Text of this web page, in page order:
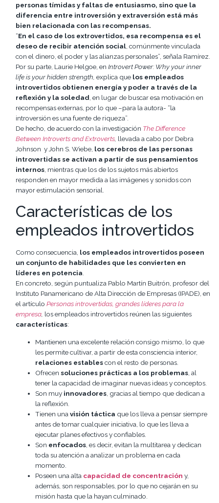
personas tímidas y faltas de entusiasmo, sino que la
diferencia entre introversión y extraversión está más
bien relacionada con las recompensas.
“En el caso de los extrovertidos, esa recompensa es el
deseo de recibir atención social , comúnmente vinculada
con el dinero, el poder y las alianzas personales”, señala Ramírez.
Por su parte, Laurie Helgoe, en Introvert Power: Why your inner
life is your hidden strength, explica que los empleados
introvertidos obtienen energía y poder a través de la
reflexión y la soledad , en lugar de buscar esa motivación en
recompensas externas, por lo que –para la autora- “la
introversión es una fuente de riqueza”.
De hecho, de acuerdo con la investigación The Difference
Between Introverts and Extroverts llevada a cabo por Debra
Johnson y John S. Wiebe, los cerebros de las personas
introvertidas se activan a partir de sus pensamientos
internos , mientras que los de los sujetos más abiertos
responden en mayor medida a las imágenes y sonidos con
mayor estimulación sensorial.
Características de los
empleados introvertidos
Como consecuencia, los empleados introvertidos poseen
un conjunto de habilidades que les convierten en
líderes en potencia.
En concreto, según puntualiza Pablo Martín Buitrón, profesor del
Instituto Panamericano de Alta Dirección de Empresas (IPADE), en
el artículo Personas introvertidas, grandes líderes para la
empresa, los empleados introvertidos reúnen las siguientes
características:
Mantienen una excelente relación consigo mismo, lo que
les permite cultivar, a partir de esta consciencia interior,
relaciones establescon el resto de personas.
Ofrecen soluciones prácticas a los problemas , al
tener la capacidad de imaginar nuevas ideas y conceptos.
Son muy innovadores , gracias al tiempo que dedican a
la reflexión.
Tienen una visión táctica que los lleva a pensar siempre
antes de tomar cualquier iniciativa, lo que les lleva a
ejecutar planes efectivos y confiables.
Son enfocados , es decir, evitan la multitarea y dedican
toda su atención a analizar un problema en cada
momento.
Poseen una alta capacidad de concentración y,
además, son responsables, por lo que no cejarán en su
misión hasta que la hayan culminado.